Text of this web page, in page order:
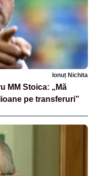
Ionuț Nichita
MM Stoica: „Mă
pe transferuri”